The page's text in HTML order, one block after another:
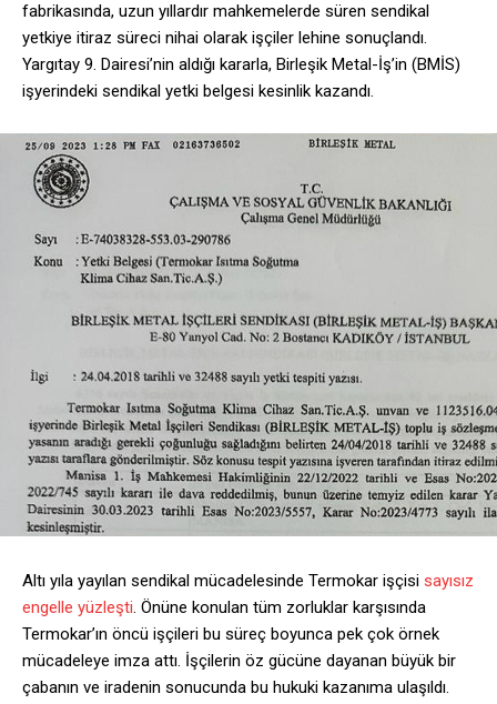
fabrikasında, uzun yıllardır mahkemelerde süren sendikal
yetkiye itiraz süreci nihai olarak işçiler lehine sonuçlandı.
Yargıtay 9. Dairesi’nin aldığı kararla, Birleşik Metal-İş’in (BMİS)
işyerindeki sendikal yetki belgesi kesinlik kazandı.
Altı yıla yayılan sendikal mücadelesinde Termokar işçisi sayısız
engelle yüzleşti. Önüne konulan tüm zorluklar karşısında
Termokar’ın öncü işçileri bu süreç boyunca pek çok örnek
mücadeleye imza attı. İşçilerin öz gücüne dayanan büyük bir
çabanın ve iradenin sonucunda bu hukuki kazanıma ulaşıldı.